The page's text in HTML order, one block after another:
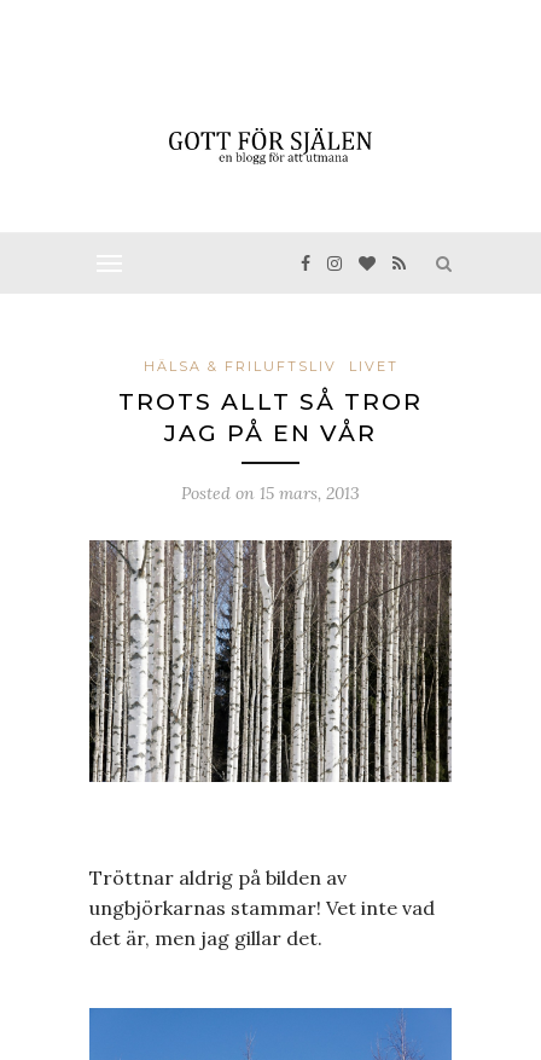
HÄLSA & FRILUFTSLIV LIVET
TROTS ALLT SÅ TROR
JAG PÅ EN VÅR
Posted on 15 mars, 2013
Tröttnar aldrig på bilden av
ungbjörkarnas stammar! Vet inte vad
det är, men jag gillar det.